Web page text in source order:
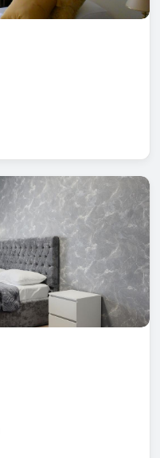
без сложностей
маршруты, находи
жильё в одном